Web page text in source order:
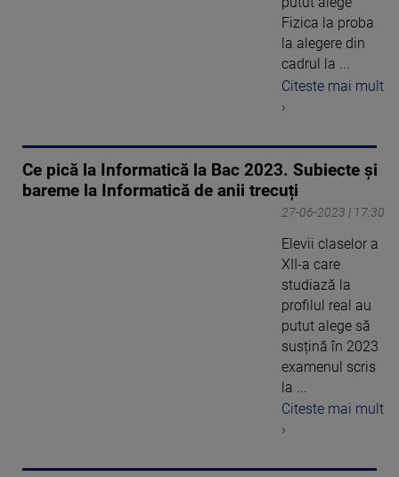
Fizica la proba
la alegere din
cadrul la ...
Citeste mai mult
›
Ce pică la Informatică la Bac 2023. Subiecte și
bareme la Informatică de anii trecuți
27-06-2023 | 17:30
Elevii claselor a
XII-a care
studiază la
profilul real au
putut alege să
susțină în 2023
examenul scris
la ...
Citeste mai mult
›